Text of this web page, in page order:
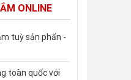
ONLINE
tuỳ sản phẩn -
toàn quốc với